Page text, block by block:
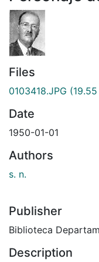
Files
0103418.JPG (19.55
Date
1950-01-01
Authors
s. n.
Publisher
Biblioteca
Description